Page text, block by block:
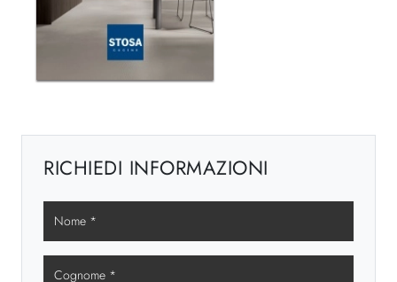
RICHIEDI INFORMAZIONI